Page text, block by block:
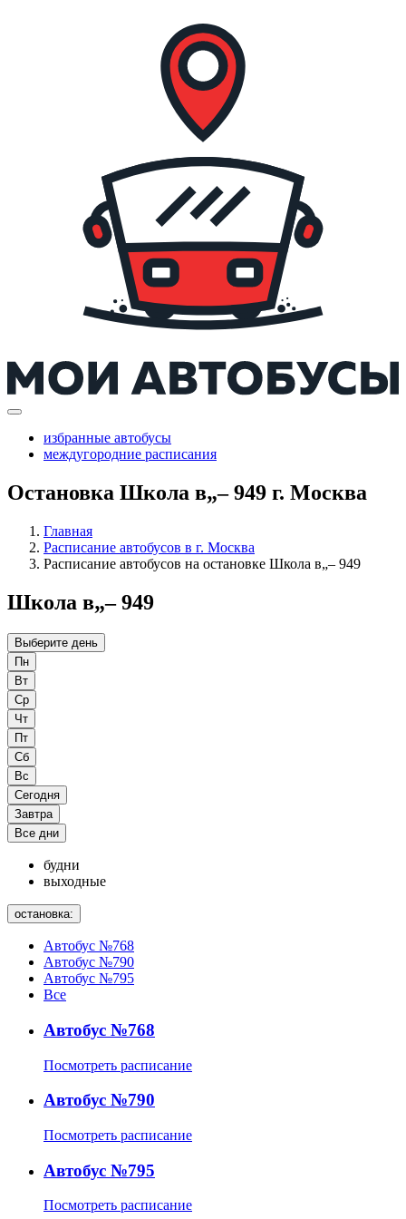
избранные автобусы
междугородние расписания
Остановка Школа в„– 949 г. Москва
Главная
Расписание автобусов в г. Москва
Расписание автобусов на остановке Школа в„– 949
Школа в„– 949
Выберите день
Пн
Вт
Ср
Чт
Пт
Сб
Вс
Сегодня
Завтра
Все дни
будни
выходные
остановка:
Автобус №768
Автобус №790
Автобус №795
Все
Автобус №768
Посмотреть расписание
Автобус №790
Посмотреть расписание
Автобус №795
Посмотреть расписание